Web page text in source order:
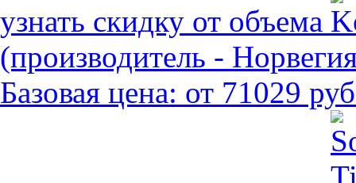
узнать скидку от объема
(производитель -
Базовая цена: от 71029